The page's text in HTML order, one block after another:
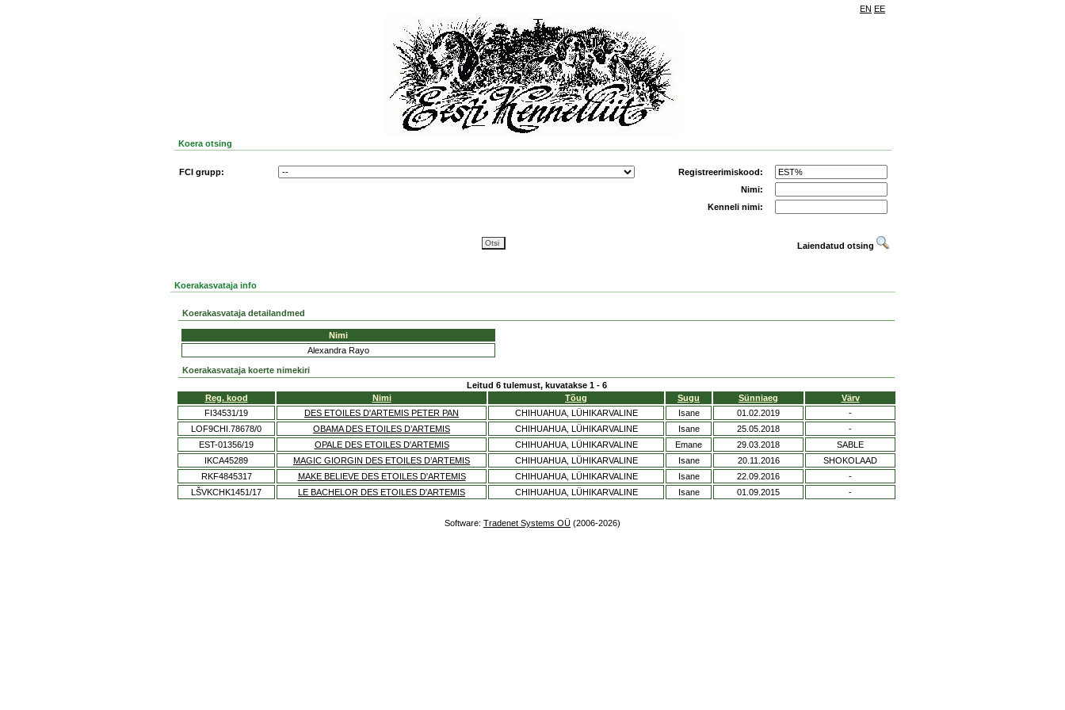
EN EE
Koera otsing
FCI grupp:
Registreerimiskood:
Nimi:
Kenneli nimi:
Laiendatud otsing
Koerakasvataja info
Koerakasvataja detailandmed
Nimi
Alexandra Rayo
Koerakasvataja koerte nimekiri
Leitud 6 tulemust, kuvatakse 1 - 6
Reg. kood
Nimi Tõug Sugu Sünniaeg
Värv
FI34531/19
DES ETOILES D'ARTEMIS PETER PAN CHIHUAHUA, LÜHIKARVALINE Isane 01.02.2019
-
LOF9CHI.78678/0
OBAMA DES ETOILES D’ARTEMIS CHIHUAHUA, LÜHIKARVALINE Isane 25.05.2018
-
EST-01356/19
OPALE DES ETOILES D'ARTEMIS CHIHUAHUA, LÜHIKARVALINE Emane 29.03.2018
SABLE
IKCA45289
MAGIC GIORGIN DES ETOILES D’ARTEMIS CHIHUAHUA, LÜHIKARVALINE Isane 20.11.2016
SHOKOLAAD
RKF4845317
MAKE BELIEVE DES ETOILES D'ARTEMIS CHIHUAHUA, LÜHIKARVALINE Isane 22.09.2016
-
LŠVKCHK1451/17
LE BACHELOR DES ETOILES D'ARTEMIS CHIHUAHUA, LÜHIKARVALINE Isane 01.09.2015 -
Software: Tradenet Systems OÜ (2006-2026)